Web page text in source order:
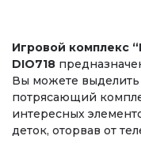
Игровой комплекс
DIO718
Вы можете выделить
потрясающий
интересных
деток, оторвав от